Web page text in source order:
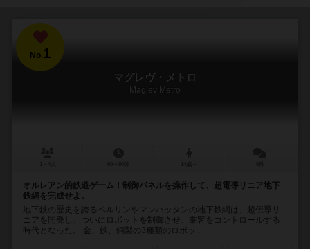
No.1
マグレヴ・メトロ
Maglev Metro
オルレアン的鉄道ゲーム！制御パネルを操作して、超電導リニア地下
鉄網を完成せよ。
地下鉄の歴史を誇るベルリンやマンハッタンの地下鉄網は、超伝導リ
ニアを開発し、ついにロボットを制御させ、乗客をコントロールする
時代となった。 金、鉄、銅製の3種類のロボッ...